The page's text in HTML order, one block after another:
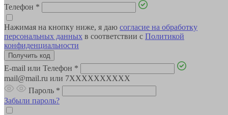
Телефон *
Нажимая на кнопку ниже, я даю согласие на обработку
персональных данных в соответствии с Политикой
конфиденциальности
E-mail или Телефон *
mail@mail.ru или 7XXXXXXXXXX
Пароль *
Забыли пароль?